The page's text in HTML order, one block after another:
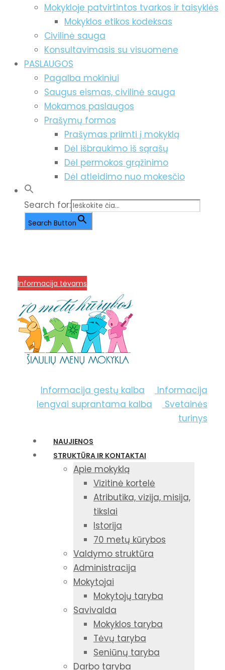
Mokykloje patvirtintos tvarkos ir taisyklės
Mokyklos etikos kodeksas
Civilinė sauga
Konsultavimasis su visuomene
PASLAUGOS
Pagalba mokiniui
Saugus eismas, civilinė sauga
Mokamos paslaugos
Prašymų formos
Prašymas priimti į mokyklą
Dėl išbraukimo iš sąrašų
Dėl permokos grąžinimo
Dėl atleidimo nuo mokesčio
Search for:
Search Button
Informacija tėvams
Informacija gestų kalba
Informacija
lengvai suprantama kalba
Svetainės
turinys
NAUJIENOS
STRUKTŪRA IR KONTAKTAI
Apie mokyklą
Vizitinė kortelė
Atributika, vizija, misija,
tikslai
Istorija
70 metų kūrybos
Valdymo struktūra
Administracija
Mokytojai
Mokytojų taryba
Savivalda
Mokyklos taryba
Tėvų taryba
Seniūnų taryba
Darbo taryba